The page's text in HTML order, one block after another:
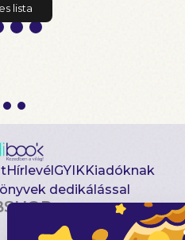
lista
Hírlevél GYIKKiadóknak
dedikálással
Csomagajánlatok